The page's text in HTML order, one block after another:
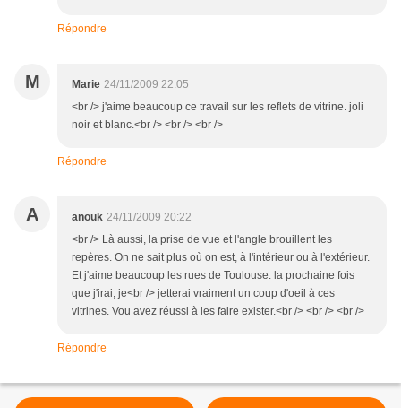
Répondre
M Marie 24/11/2009 22:05
<br /> j'aime beaucoup ce travail sur les reflets de vitrine. joli
noir et blanc.<br /> <br /> <br />
Répondre
A anouk 24/11/2009 20:22
<br /> Là aussi, la prise de vue et l'angle brouillent les
repères. On ne sait plus où on est, à l'intérieur ou à l'extérieur.
Et j'aime beaucoup les rues de Toulouse. la prochaine fois
que j'irai, je<br /> jetterai vraiment un coup d'oeil à ces
vitrines. Vou avez réussi à les faire exister.<br /> <br /> <br />
Répondre